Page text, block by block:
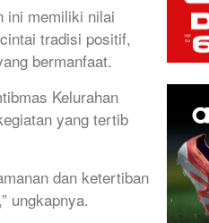
ini memiliki nilai
tradisi positif,
bermanfaat.
Kelurahan
yang tertib
dan ketertiban
ungkapnya.